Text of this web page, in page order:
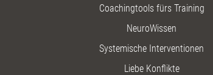
Coachingtools fürs Training
NeuroWissen
Systemische Interventionen
Liebe Konflikte